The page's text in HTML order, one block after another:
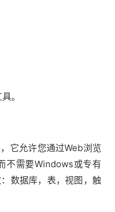
。
它允许您通过Web浏览
不需要Windows或专有
数据库，表，视图，触